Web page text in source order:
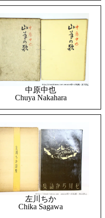
中原中也
Chuya Nakahara
左川ちか
Chika Sagawa